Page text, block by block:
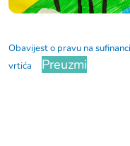
Obavijest o pravu na
vrtića
Preuzmi